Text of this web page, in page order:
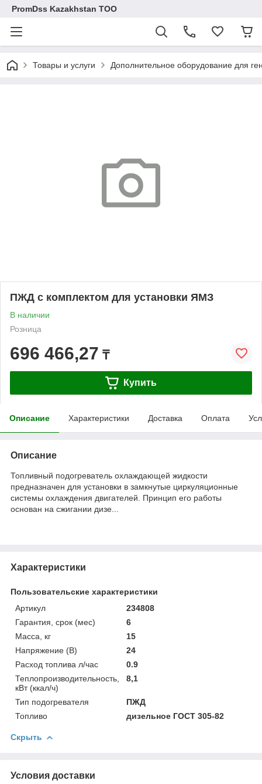
PromDss Kazakhstan TOO
Товары и услуги Дополнительное оборудование для
ПЖД с комплектом для установки ЯМЗ
В наличии
Розница
696 466,27 ₸
Купить
Описание Характеристики Доставка Оплата
Описание
Топливный подогреватель охлаждающей жидкости
предназначен для установки в замкнутые циркуляционные
системы охлаждения двигателей. Принцип его работы
основан на сжигании дизе...
Характеристики
Пользовательские характеристики
Артикул
234808
Гарантия, срок (мес)
6
Масса, кг
15
Напряжение (В)
24
Расход топлива л/час
0.9
Теплопроизводительность,
кВт (ккал/ч)
8,1
Тип подогревателя
ПЖД
Топливо
дизельное ГОСТ 305-82
Скрыть
Условия доставки